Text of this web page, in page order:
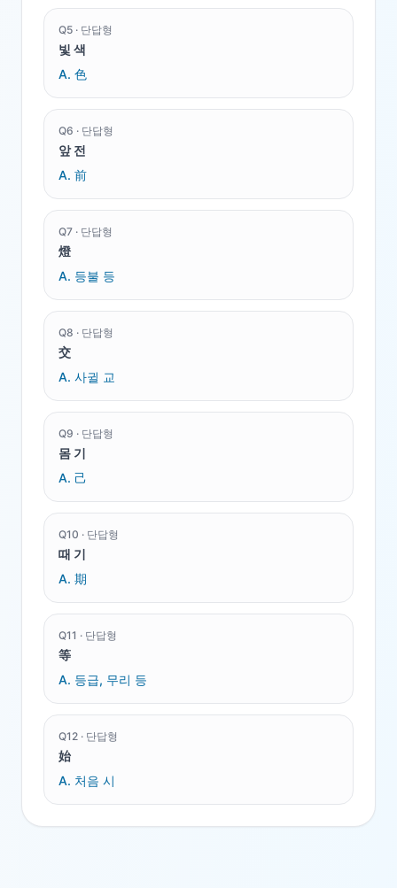
Q5 · 단답형
빛 색
A. 色
Q6 · 단답형
앞 전
A. 前
Q7 · 단답형
燈
A. 등불 등
Q8 · 단답형
交
A. 사귈 교
Q9 · 단답형
몸 기
A. 己
Q10 · 단답형
때 기
A. 期
Q11 · 단답형
等
A. 등급, 무리 등
Q12 · 단답형
始
A. 처음 시